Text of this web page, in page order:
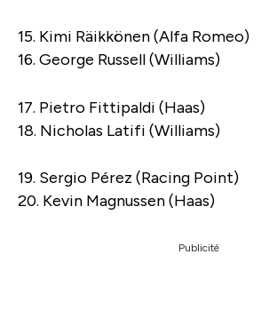
15. Kimi Räikkönen (Alfa Romeo)
16. George Russell (Williams)
17. Pietro Fittipaldi (Haas)
18. Nicholas Latifi (Williams)
19. Sergio Pérez (Racing Point)
20. Kevin Magnussen (Haas)
Publicité